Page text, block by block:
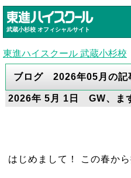
武蔵小杉校 オフィシャルサイト
東進ハイスクール 武蔵小杉校
ブログ 2026年05月の記
2026年 5月 1日 GW、ま
はじめまして！ この春か